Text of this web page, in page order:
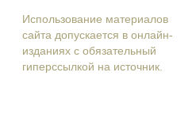
Использование материалов
сайта допускается в онлайн-
изданиях с обязательный
гиперссылкой на источник.